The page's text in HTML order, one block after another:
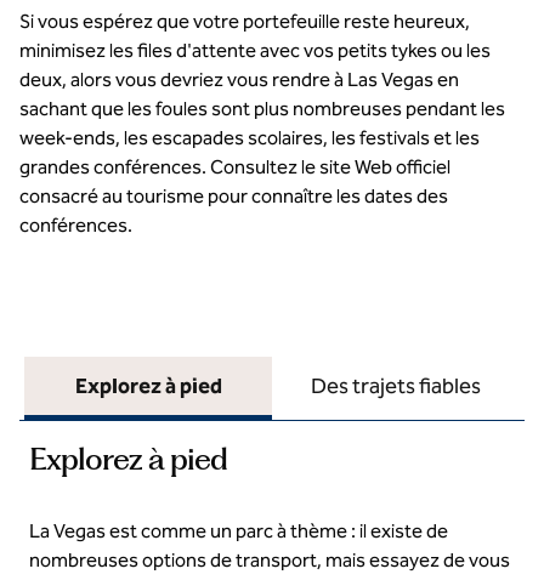
Si vous espérez que votre portefeuille reste heureux,
minimisez les files d'attente avec vos petits tykes ou les
deux, alors vous devriez vous rendre à Las Vegas en
sachant que les foules sont plus nombreuses pendant les
week-ends, les escapades scolaires, les festivals et les
grandes conférences. Consultez le site Web officiel
consacré au tourisme pour connaître les dates des
conférences.
Explorez à pied Des trajets fiables
Explorez à pied
La Vegas est comme un parc à thème : il existe de
nombreuses options de transport, mais essayez de vous